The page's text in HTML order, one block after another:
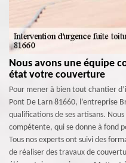
Nous avons une équipe
état votre couverture
Pour mener à bien tout chantier
Pont De Larn 81660, l’entreprise
qualifications de ses artisans.
compétente, qui se donne à fond
Tous nos experts ont suivi des
de réaliser des travaux de